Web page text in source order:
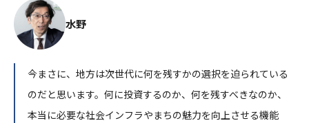
水野
今まさに、地方は次世代に何を残すかの選択を迫られている
のだと思います。何に投資するのか、何を残すべきなのか、
本当に必要な社会インフラやまちの魅力を向上させる機能